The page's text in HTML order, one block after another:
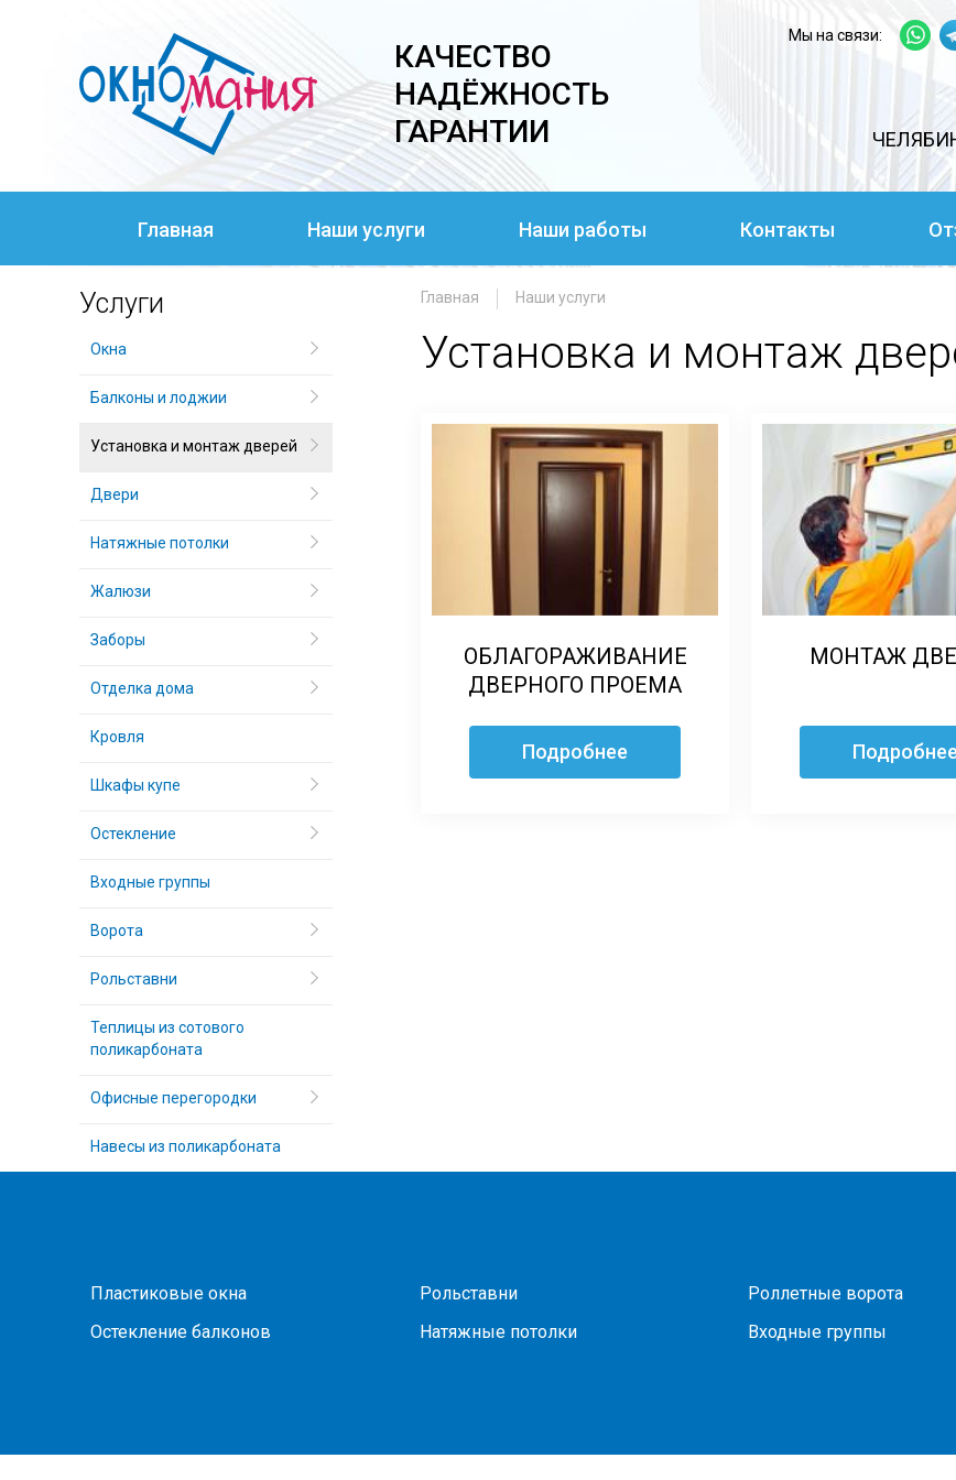
КАЧЕСТВО
НАДЁЖНОСТЬ
ГАРАНТИИ
Мы на связи:
Главная Наши услуги Наши работы Контакты
Главная Наши услуги
Установка и монтаж
ОБЛАГОРАЖИВАНИЕ
ДВЕРНОГО ПРОЕМА
Подробнее
МОНТАЖ
Подробнее
Услуги
Окна
Балконы и лоджии
Установка и монтаж дверей
Двери
Натяжные потолки
Жалюзи
Заборы
Отделка дома
Кровля
Шкафы купе
Остекление
Входные группы
Ворота
Рольставни
Теплицы из сотового
поликарбоната
Офисные перегородки
Навесы из поликарбоната
Пластиковые окна
Остекление балконов
Рольставни
Натяжные потолки
Роллетные ворота
Входные группы